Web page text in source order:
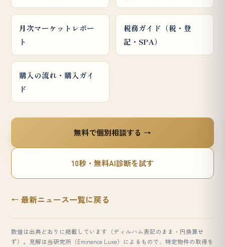
月次マーケットレポー
ト
税務ガイド（税・登
記・SPA）
購入の流れ・購入ガイ
ド
無料で個別相談する →
10秒・無料AI診断を試す
← 最新ニュース一覧に戻る
数値は出典どおりに掲載しています（ディルハム表記のまま・円換算せ
ず）。見解は当研究所（Eminence Luxe）によるもので、特定物件の取得を